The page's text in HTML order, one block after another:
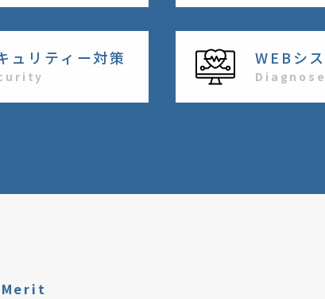
ュリティー対策 WEBシ
Diagnose
Merit